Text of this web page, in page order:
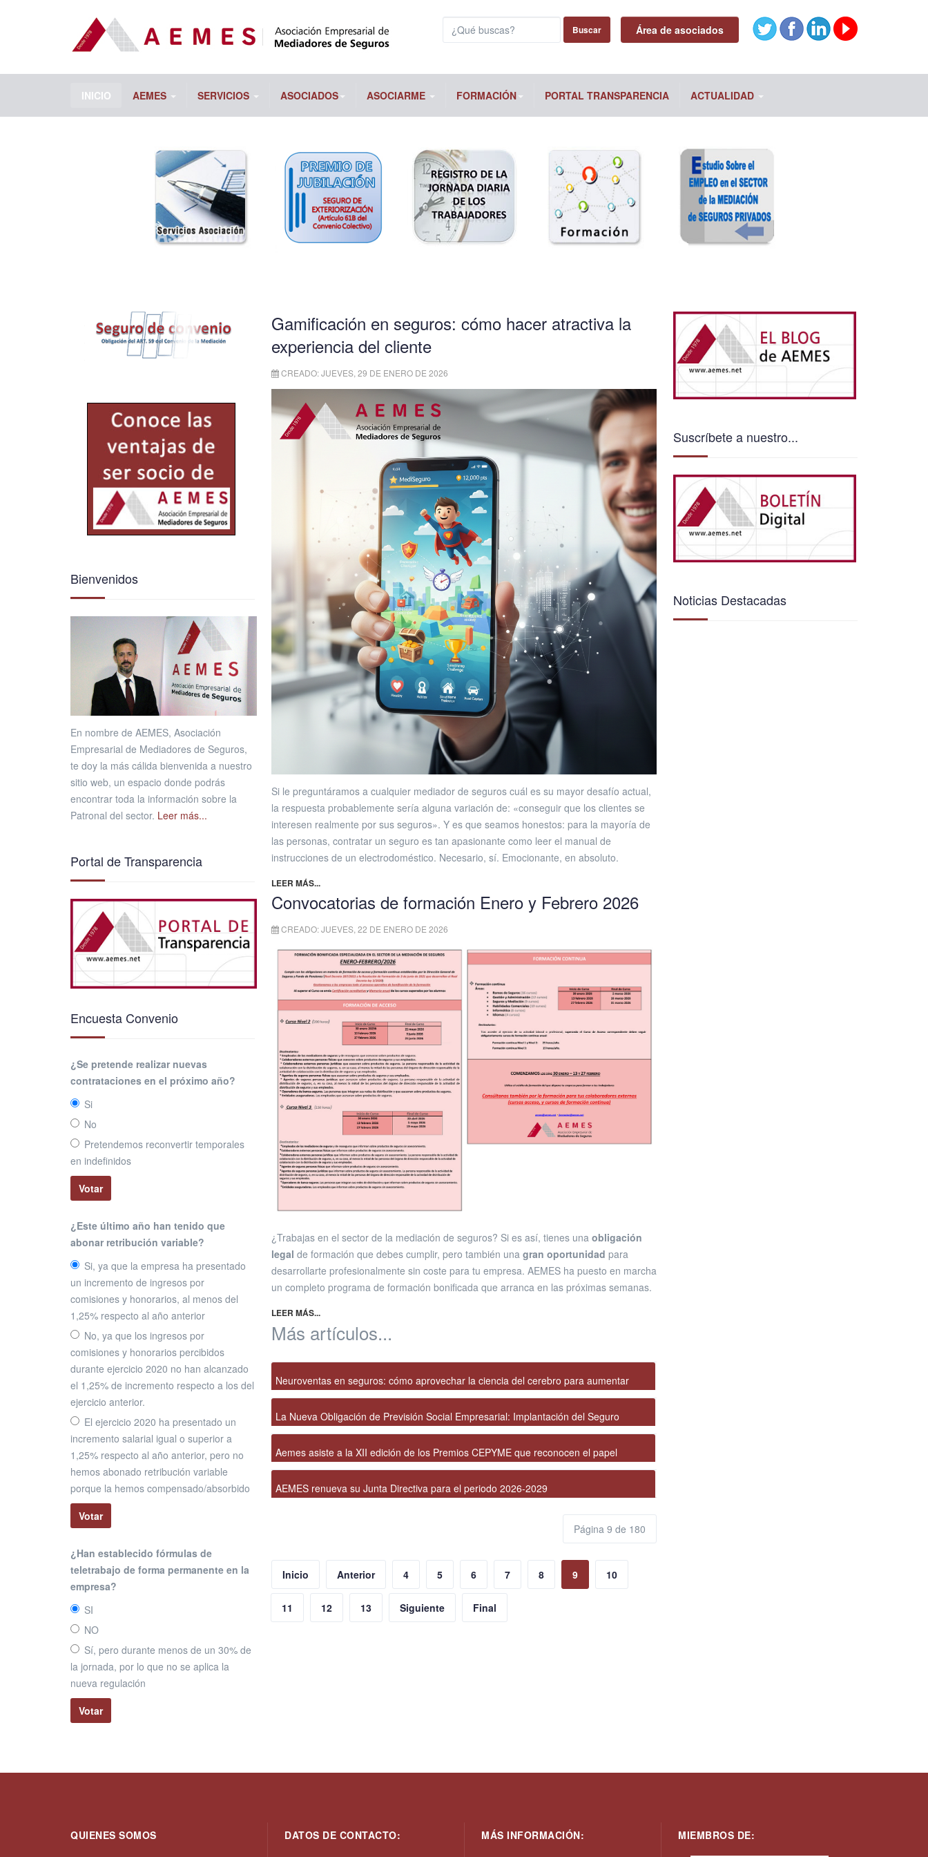
Área de asociados
Buscar... Buscar
INICIO AEMES SERVICIOS ASOCIADOS ASOCIARME FORMACIÓN PORTAL TRANSPARENCIA ACTUALIDAD
Gamificación en seguros: cómo hacer atractiva la
experiencia del cliente
CREADO: JUEVES, 29 DE ENERO DE 2026
Si le preguntáramos a cualquier mediador de seguros cuál es su mayor desafío actual,
la respuesta probablemente sería alguna variación de: «conseguir que los clientes se
interesen realmente por sus seguros». Y es que seamos honestos: para la mayoría de
las personas, contratar un seguro es tan apasionante como leer el manual de
instrucciones de un electrodoméstico. Necesario, sí. Emocionante, en absoluto.
LEER MÁS...
Convocatorias de formación Enero y Febrero 2026
CREADO: JUEVES, 22 DE ENERO DE 2026
¿Trabajas en el sector de la mediación de seguros? Si es así, tienes una obligación
legal de formación que debes cumplir, pero también una gran oportunidad para
desarrollarte profesionalmente sin coste para tu empresa. AEMES ha puesto en marcha
un completo programa de formación bonificada que arranca en las próximas semanas.
LEER MÁS...
Más artículos...
Neuroventas en seguros: cómo aprovechar la ciencia del cerebro para aumentar
La Nueva Obligación de Previsión Social Empresarial: Implantación del Seguro
2026
Aemes asiste a la XII edición de los Premios CEPYME que reconocen el papel
AEMES renueva su Junta Directiva para el periodo 2026-2029
Página 9 de 180
Inicio Anterior 4 5 6 7 8 9 10
11 12 13 Siguiente Final
Bienvenidos
En nombre de AEMES, Asociación
Empresarial de Mediadores de Seguros,
te doy la más cálida bienvenida a nuestro
sitio web, un espacio donde podrás
encontrar toda la información sobre la
Patronal del sector. Leer más...
Portal de Transparencia
Encuesta Convenio
¿Se pretende realizar nuevas
contrataciones en el próximo año?
Si
No
Pretendemos reconvertir temporales
en indefinidos
¿Este último año han tenido que
abonar retribución variable?
Si, ya que la empresa ha presentado
un incremento de ingresos por
comisiones y honorarios, al menos del
1,25% respecto al año anterior
No, ya que los ingresos por
comisiones y honorarios percibidos
durante ejercicio 2020 no han alcanzado
el 1,25% de incremento respecto a los del
ejercicio anterior.
El ejercicio 2020 ha presentado un
incremento salarial igual o superior a
1,25% respecto al año anterior, pero no
hemos abonado retribución variable
porque la hemos compensado/absorbido
¿Han establecido fórmulas de
teletrabajo de forma permanente en la
empresa?
SI
NO
Sí, pero durante menos de un 30% de
la jornada, por lo que no se aplica la
nueva regulación
Suscríbete a nuestro...
Noticias Destacadas
QUIENES SOMOS DATOS DE CONTACTO: MÁS INFORMACIÓN: MIEMBROS DE: